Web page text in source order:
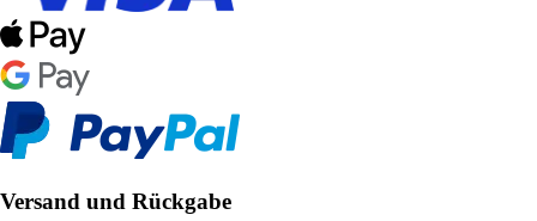
Versand und Rückgabe